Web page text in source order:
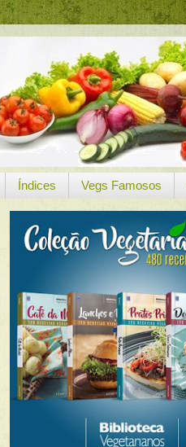
Índices Vegs Famosos